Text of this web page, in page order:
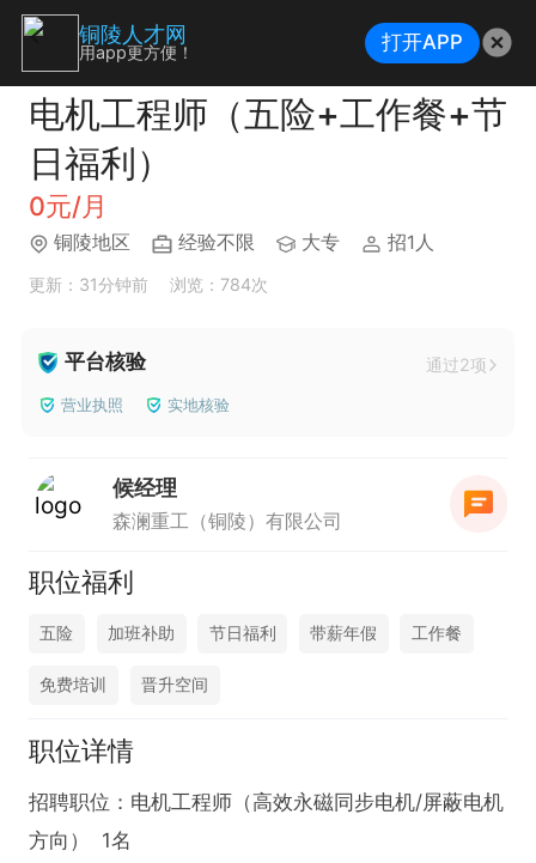
电机工程师（五险+工作餐+节
日福利）
0元/月
铜陵地区 经验不限 大专 招1人
更新：31分钟前 浏览：784次
平台核验 通过2项
营业执照 实地核验
候经理
森澜重工（铜陵）有限公司
职位福利
五险 加班补助 节日福利 带薪年假 工作餐
免费培训 晋升空间
职位详情
招聘职位：电机工程师（高效永磁同步电机/屏蔽电机
方向）  1名
铜陵人才网
用app更方便！ 打开APP